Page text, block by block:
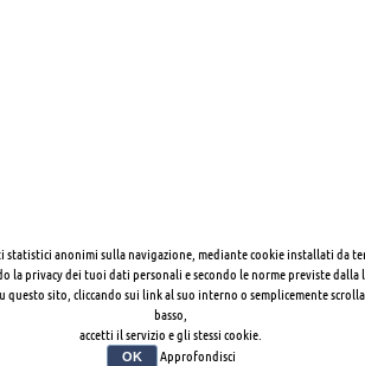
statistici anonimi sulla navigazione, mediante cookie installati da
la privacy dei tuoi dati personali e secondo le norme previste dalla
questo sito, cliccando sui link al suo interno o semplicemente
basso,
accetti il servizio e gli stessi cookie.
OK Approfondisci